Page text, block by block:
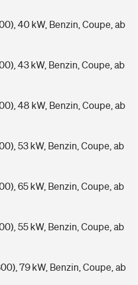
für deine Kids
40 kW, Benzin, Coupe, ab
43 kW, Benzin, Coupe, ab
48 kW, Benzin, Coupe, ab
53 kW, Benzin, Coupe, ab
65 kW, Benzin, Coupe, ab
55 kW, Benzin, Coupe, ab
79 kW, Benzin, Coupe, ab